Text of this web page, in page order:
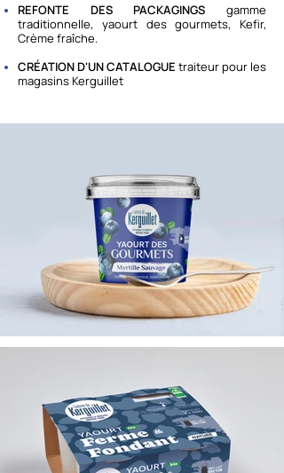
REFONTE DES PACKAGINGS gamme
traditionnelle, yaourt des gourmets, Kefir,
Crème fraîche.
CRÉATION D'UN CATALOGUE traiteur pour les
magasins Kerguillet